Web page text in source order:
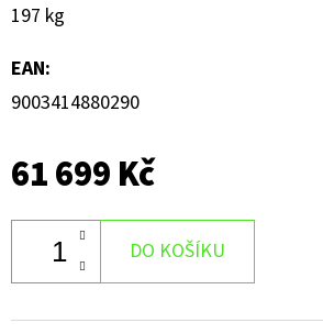
197 kg
EAN:
9003414880290
61 699 Kč
DO KOŠÍKU